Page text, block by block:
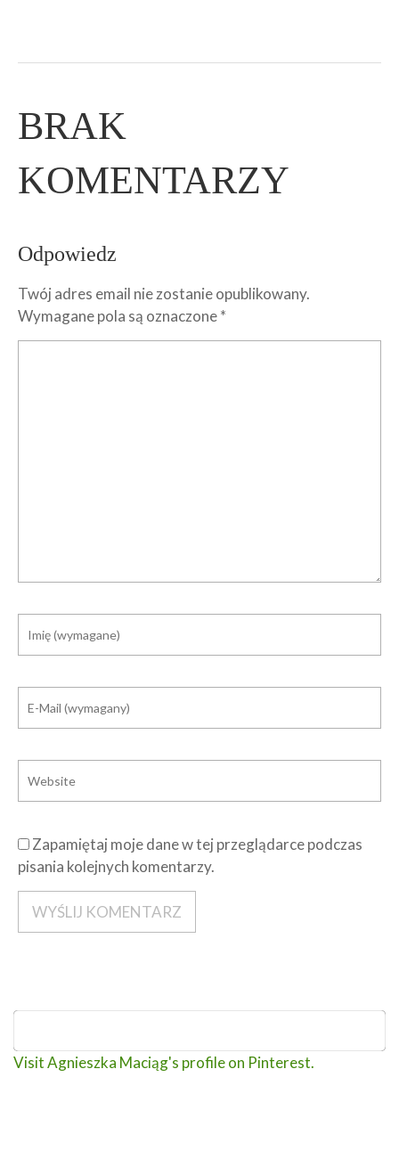
BRAK
KOMENTARZY
Odpowiedz
Twój adres email nie zostanie opublikowany.
Wymagane pola są oznaczone*
Zapamiętaj moje dane w tej przeglądarce podczas
pisania kolejnych komentarzy.
Visit Agnieszka Maciąg's profile on Pinterest.